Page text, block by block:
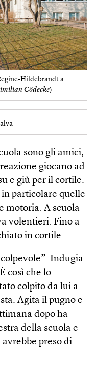
Hildebrandt a
Gödecke)
sono gli amici,
giocano ad
e giù per il cortile.
particolare quelle
motoria. A scuola
volentieri. Fino a
in cortile.
Indugia
così che lo
colpito da lui a
Agita il pugno e
dopo ha
della scuola e
avrebbe preso di